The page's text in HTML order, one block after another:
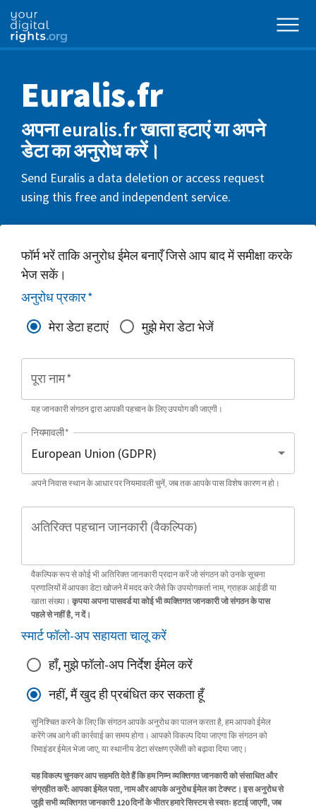
Euralis.fr
अपना euralis.fr खाता हटाएं या अपने
डेटा का अनुरोध करें।
Send Euralis a data deletion or access request
using this free and independent service.
फॉर्म भरें ताकि अनुरोध ईमेल बनाएँ जिसे आप बाद में समीक्षा करके
भेज सकें।
अनुरोध प्रकार*
मेरा डेटा हटाएं
मुझे मेरा डेटा भेजें
पूरा नाम*
यह जानकारी संगठन द्वारा आपकी पहचान के लिए उपयोग की जाएगी।
नियमावली*
अपने निवास स्थान के आधार पर नियमावली चुनें, जब तक आपके पास विशेष कारण न हो।
अतिरिक्त पहचान जानकारी (वैकल्पिक)
वैकल्पिक रूप से कोई भी अतिरिक्त जानकारी प्रदान करें जो संगठन को उनके सूचना
प्रणालियों में आपका डेटा खोजने में मदद करे जैसे कि उपयोगकर्ता नाम, ग्राहक आईडी या
खाता संख्या। कृपया अपना पासवर्ड या कोई भी व्यक्तिगत जानकारी जो संगठन के पास
पहले से नहीं है, न दें।
स्मार्ट फॉलो-अप सहायता चालू करें
हाँ, मुझे फॉलो-अप निर्देश ईमेल करें
नहीं, मैं खुद ही प्रबंधित कर सकता हूँ
सुनिश्चित करने के लिए कि संगठन आपके अनुरोध का पालन करता है, हम आपको ईमेल
करेंगे जब आगे की कार्रवाई का समय होगा। आपको विकल्प दिया जाएगा कि संगठन को
रिमाइंडर ईमेल भेजा जाए, या स्थानीय डेटा संरक्षण एजेंसी को बढ़ावा दिया जाए।
यह विकल्प चुनकर आप सहमति देते हैं कि हम निम्न व्यक्तिगत जानकारी को संसाधित और
संग्रहीत करें: आपका ईमेल पता, नाम और आपके अनुरोध ईमेल का टेक्स्ट। इस अनुरोध से
जुड़ी सभी व्यक्तिगत जानकारी 120 दिनों के भीतर हमारे सिस्टम से स्वतः हटाई जाएगी, जब